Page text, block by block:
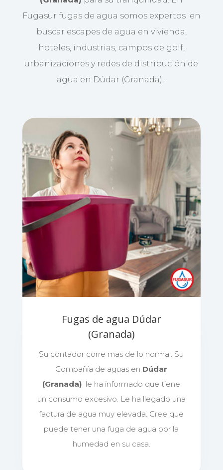
Fugasur fugas de agua somos expertos en
buscar escapes de agua en vivienda,
hoteles, industrias, campos de golf,
urbanizaciones y redes de distribución de
agua en Dúdar (Granada) .
Fugas de agua Dúdar
(Granada)
Su contador corre mas de lo normal. Su
Compañía de aguas en Dúdar
(Granada) le ha informado que tiene
un consumo excesivo. Le ha llegado una
factura de agua muy elevada. Cree que
puede tener una fuga de agua por la
humedad en su casa.